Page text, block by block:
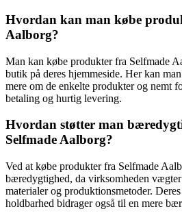
Hvordan kan man købe
Aalborg?
Man kan købe produkter fra Selfmade
butik på deres hjemmeside. Her kan
mere om de enkelte produkter og nemt
betaling og hurtig levering.
Hvordan støtter man
Selfmade Aalborg?
Ved at købe produkter fra Selfmade
bæredygtighed, da virksomheden
materialer og produktionsmetoder.
holdbarhed bidrager også til en mere